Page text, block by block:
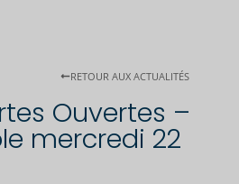
RETOUR AUX ACTUALITÉS
Ouvertes –
mercredi 22